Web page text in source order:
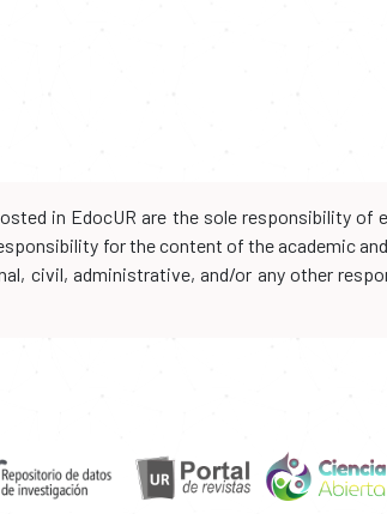
in EdocUR are the sole responsibility
for the content of the academic
civil, administrative, and/or any other